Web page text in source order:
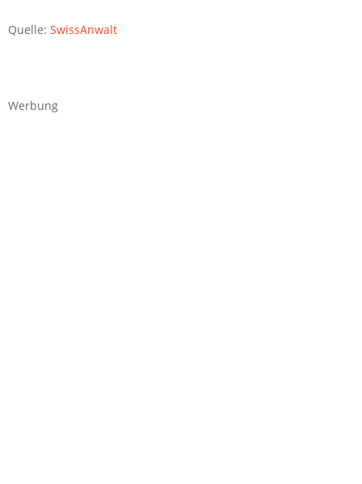
Quelle: SwissAnwalt
Werbung